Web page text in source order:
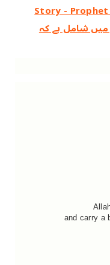
Story - Prophet
میں شامل ہے کہ
and carry a